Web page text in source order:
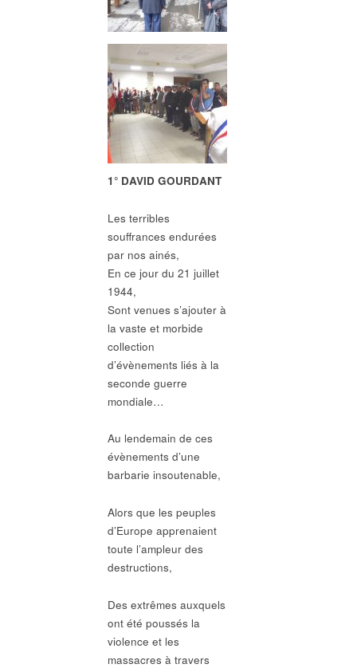
1° DAVID GOURDANT
Les terribles
souffrances endurées
par nos ainés,
En ce jour du 21 juillet
1944,
Sont venues s’ajouter à
la vaste et morbide
collection
d’évènements liés à la
seconde guerre
mondiale…
Au lendemain de ces
évènements d’une
barbarie insoutenable,
Alors que les peuples
d’Europe apprenaient
toute l’ampleur des
destructions,
Des extrêmes auxquels
ont été poussés la
violence et les
massacres à travers